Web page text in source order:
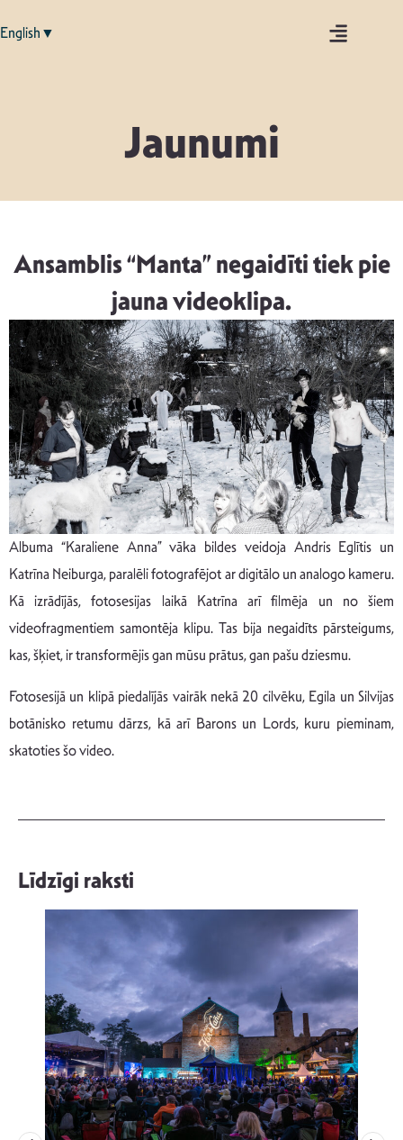
English▼
Jaunumi
Ansamblis “Manta” negaidīti tiek pie
jauna videoklipa.
Albuma “Karaliene Anna” vāka bildes veidoja Andris Eglītis un
Katrīna Neiburga, paralēli fotografējot ar digitālo un analogo kameru.
Kā izrādījās, fotosesijas laikā Katrīna arī filmēja un no šiem
videofragmentiem samontēja klipu. Tas bija negaidīts pārsteigums,
kas, šķiet, ir transformējis gan mūsu prātus, gan pašu dziesmu.
Fotosesijā un klipā piedalījās vairāk nekā 20 cilvēku, Egila un Silvijas
botānisko retumu dārzs, kā arī Barons un Lords, kuru pieminam,
skatoties šo video.
Līdzīgi raksti